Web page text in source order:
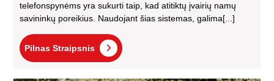
telefonspynėms yra sukurti taip, kad atitiktų įvairių namų
savininkų poreikius. Naudojant šias sistemas, galima[...]
Pilnas Straipsnis
Pilnas
Straipsnis